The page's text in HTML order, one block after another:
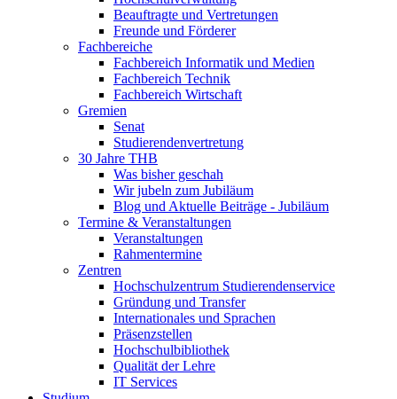
Beauftragte und Vertretungen
Freunde und Förderer
Fachbereiche
Fachbereich Informatik und Medien
Fachbereich Technik
Fachbereich Wirtschaft
Gremien
Senat
Studierendenvertretung
30 Jahre THB
Was bisher geschah
Wir jubeln zum Jubiläum
Blog und Aktuelle Beiträge - Jubiläum
Termine & Veranstaltungen
Veranstaltungen
Rahmentermine
Zentren
Hochschulzentrum Studierendenservice
Gründung und Transfer
Internationales und Sprachen
Präsenzstellen
Hochschulbibliothek
Qualität der Lehre
IT Services